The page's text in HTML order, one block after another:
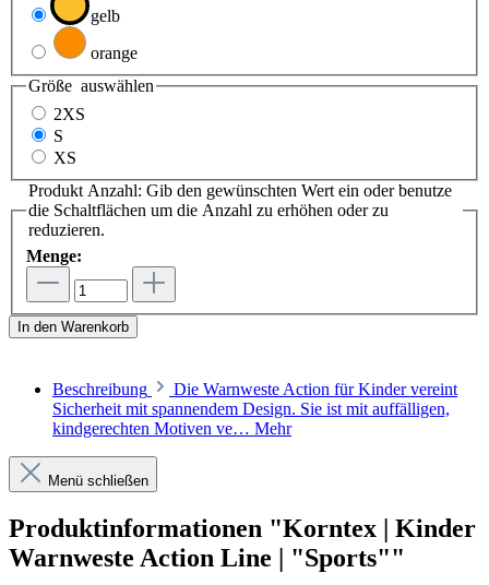
gelb
orange
Größe auswählen
2XS
S
XS
Menge:
Produkt Anzahl: Gib den gewünschten Wert ein oder benutze
die Schaltflächen um die Anzahl zu erhöhen oder zu
reduzieren.
In den Warenkorb
Beschreibung
Die Warnweste Action für Kinder vereint
Sicherheit mit spannendem Design. Sie ist mit auffälligen,
kindgerechten Motiven ve… Mehr
Menü schließen
Produktinformationen "Korntex | Kinder
Warnweste Action Line | "Sports""